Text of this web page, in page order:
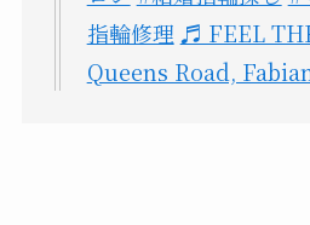
指輪修理 ♬ FEEL
Queens Road,